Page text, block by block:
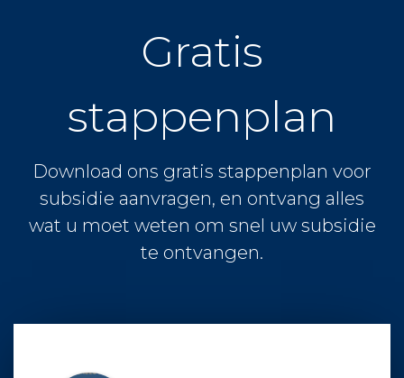
Gratis
stappenplan
Download ons gratis stappenplan voor
subsidie aanvragen, en ontvang alles
wat u moet weten om snel uw subsidie
te ontvangen.